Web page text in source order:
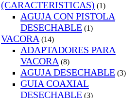
(CARACTERISTICAS) (1)
AGUJA CON PISTOLA
DESECHABLE (1)
VACORA (14)
ADAPTADORES PARA
VACORA (8)
AGUJA DESECHABLE (3)
GUIA COAXIAL
DESECHABLE (3)